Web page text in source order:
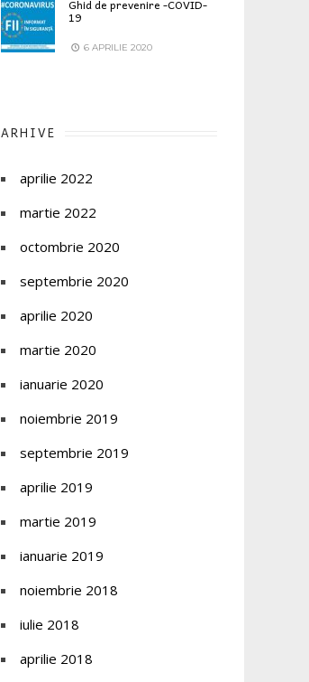
Ghid de prevenire -COVID-
19
6 APRILIE 2020
ARHIVE
aprilie 2022
martie 2022
octombrie 2020
septembrie 2020
aprilie 2020
martie 2020
ianuarie 2020
noiembrie 2019
septembrie 2019
aprilie 2019
martie 2019
ianuarie 2019
noiembrie 2018
iulie 2018
aprilie 2018